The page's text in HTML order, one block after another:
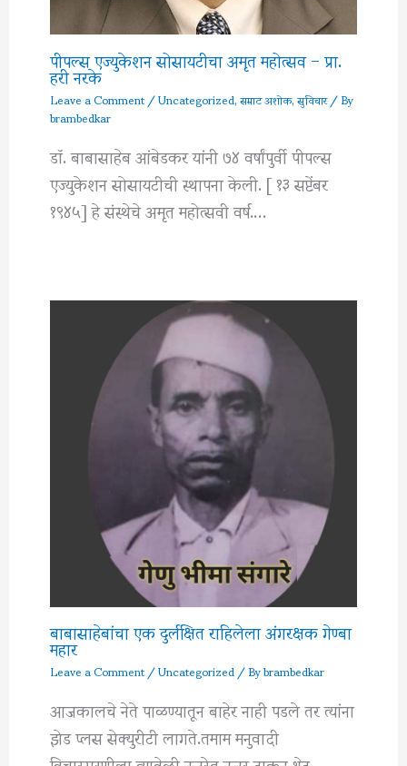
पीपल्स एज्युकेशन सोसायटीचा अमृत महोत्सव – प्रा.
हरी नरके
Leave a Comment/Uncategorized,सम्राट अशोक,सुविचार/ By
brambedkar
डॉ. बाबासाहेब आंबेडकर यांनी ७४ वर्षांपुर्वी पीपल्स
एज्युकेशन सोसायटीची स्थापना केली. [ १३ सप्टेंबर
१९४५] हे संस्थेचे अमृत महोत्सवी वर्ष.…
बाबासाहेबांचा एक दुर्लक्षित राहिलेला अंगरक्षक गेण्बा
महार
Leave a Comment/Uncategorized/ Bybrambedkar
आजकालचे नेते पाळण्यातून बाहेर नाही पडले तर त्यांना
झेड प्लस सेक्युरीटी लागते.तमाम मनुवादी